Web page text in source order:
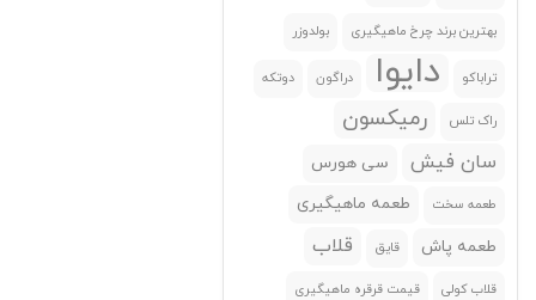
ریوجی (0)
ساپا(Sapa)
سان فیش (0)
سایدون(Seidon)
سی هورس
سیدون
بهترین برند چرخ ماهیگیری بولدوزر
تراباکو دایوا دراگون دوتکه
راک تلس رمیکسون
سان فیش سی هورس
طعمه سخت
طعمه ماهیگیری
طعمه پاش
قایق قلاب
قلاب کولی قیمت قرقره ماهیگیری